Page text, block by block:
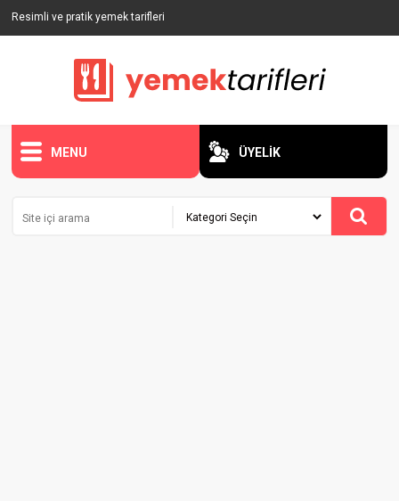
Resimli ve pratik yemek tarifleri
MENU ÜYELİK